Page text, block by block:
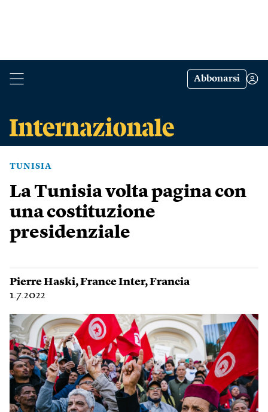
Abbonarsi
TUNISIA
La Tunisia volta pagina con
una costituzione
presidenziale
Pierre Haski,France Inter,Francia
1.7.2022